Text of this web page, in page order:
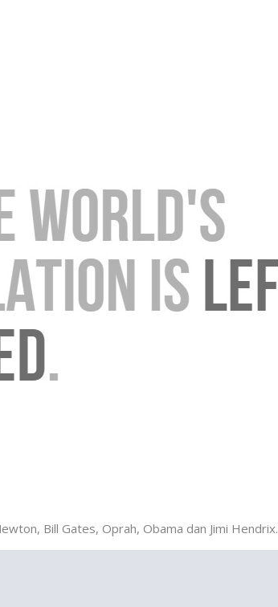
Bill Gates, Oprah, Obama dan Jimi Hendrix.